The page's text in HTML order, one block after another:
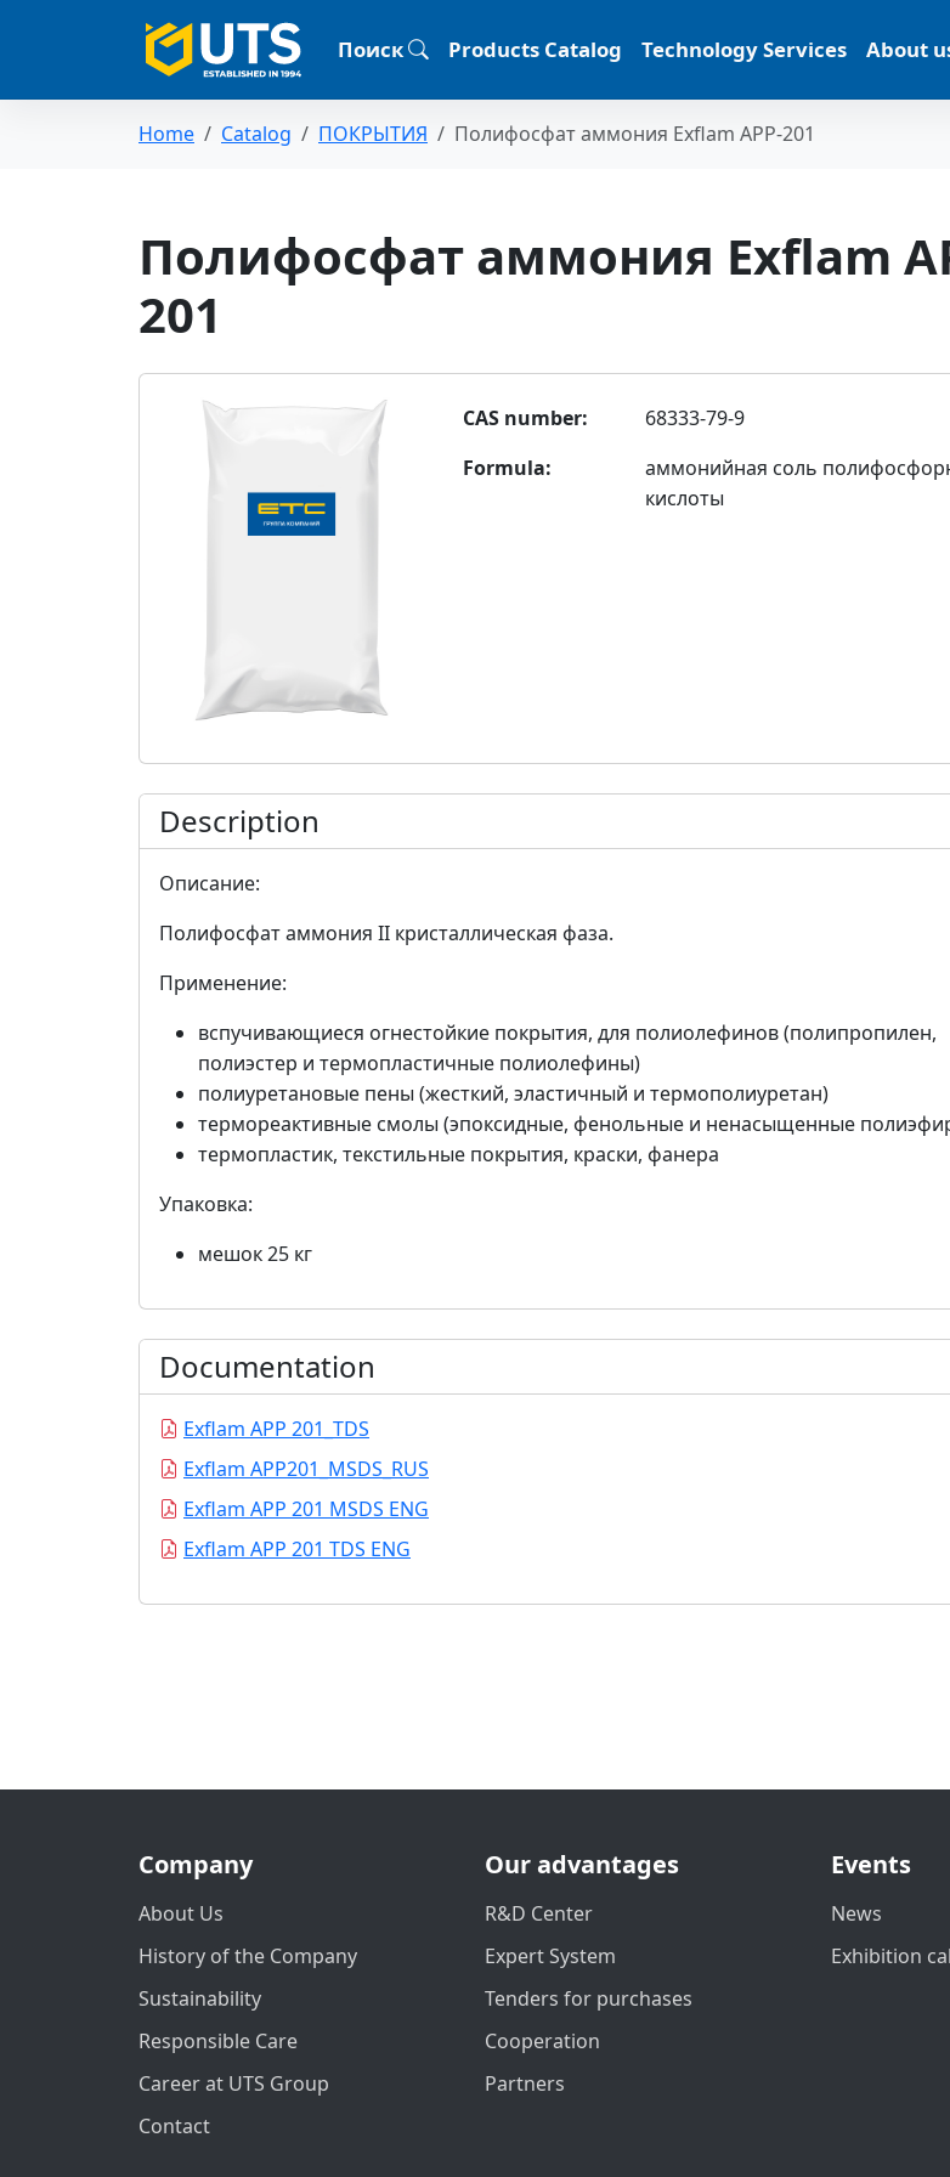
Поиск Products Catalog Technology Services About
Home Catalog ПОКРЫТИЯ Полифосфат аммония Exflam APP-201
Полифосфат аммония Exflam
201
CAS number:
68333-79-9
Formula:
аммонийная соль
кислоты
Description
Описание:
Полифосфат аммония II кристаллическая фаза.
Применение:
вспучивающиеся огнестойкие покрытия, для полиолефинов (полипропилен,
полиэстер и термопластичные полиолефины)
полиуретановые пены (жесткий, эластичный и термополиуретан)
термореактивные смолы (эпоксидные, фенольные и ненасыщенные
термопластик, текстильные покрытия, краски, фанера
Упаковка:
мешок 25 кг
Documentation
Exflam APP 201_TDS
Exflam APP201_MSDS_RUS
Exflam APP 201 MSDS ENG
Exflam APP 201 TDS ENG
Company
About Us
History of the Company
Sustainability
Responsible Care
Career at UTS Group
Contact
Our advantages
R&D Center
Expert System
Tenders for purchases
Cooperation
Partners
Events
News
Exhibition